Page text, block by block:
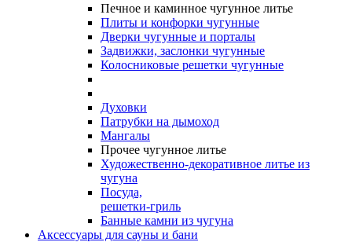
Печное и каминное чугунное литье
Плиты и конфорки чугунные
Дверки чугунные и порталы
Задвижки, заслонки чугунные
Колосниковые решетки чугунные
Духовки
Патрубки на дымоход
Мангалы
Прочее чугунное литье
Художественно-декоративное литье из
чугуна
Посуда,
решетки-гриль
Банные камни из чугуна
Аксессуары для сауны и бани